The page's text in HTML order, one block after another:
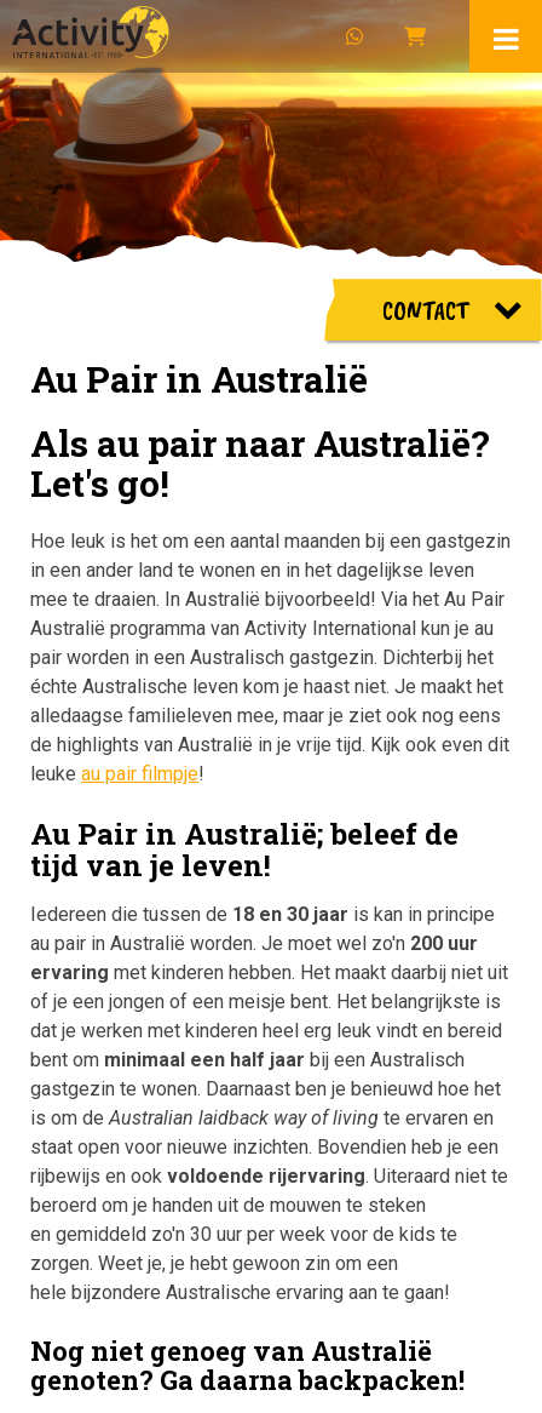
CONTACT
Au Pair in Australië
Als au pair naar Australië?
Let's go!
Hoe leuk is het om een aantal maanden bij een gastgezin
in een ander land te wonen en in het dagelijkse leven
mee te draaien. In Australië bijvoorbeeld! Via het Au Pair
Australië programma van Activity International kun je au
pair worden in een Australisch gastgezin. Dichterbij het
échte Australische leven kom je haast niet. Je maakt het
alledaagse familieleven mee, maar je ziet ook nog eens
de highlights van Australië in je vrije tijd. Kijk ook even dit
leuke au pair filmpje!
Au Pair in Australië; beleef de
tijd van je leven!
Iedereen die tussen de 18 en 30 jaar is kan in principe
au pair in Australië worden. Je moet wel zo'n 200 uur
ervaring met kinderen hebben. Het maakt daarbij niet uit
of je een jongen of een meisje bent. Het belangrijkste is
dat je werken met kinderen heel erg leuk vindt en bereid
bent om minimaal een half jaar bij een Australisch
gastgezin te wonen. Daarnaast ben je benieuwd hoe het
is om de Australian laidback way of living te ervaren en
staat open voor nieuwe inzichten. Bovendien heb je een
rijbewijs en ook voldoende rijervaring. Uiteraard niet te
beroerd om je handen uit de mouwen te steken
en gemiddeld zo'n 30 uur per week voor de kids te
zorgen. Weet je, je hebt gewoon zin om een
hele bijzondere Australische ervaring aan te gaan!
Nog niet genoeg van Australië
genoten? Ga daarna backpacken!